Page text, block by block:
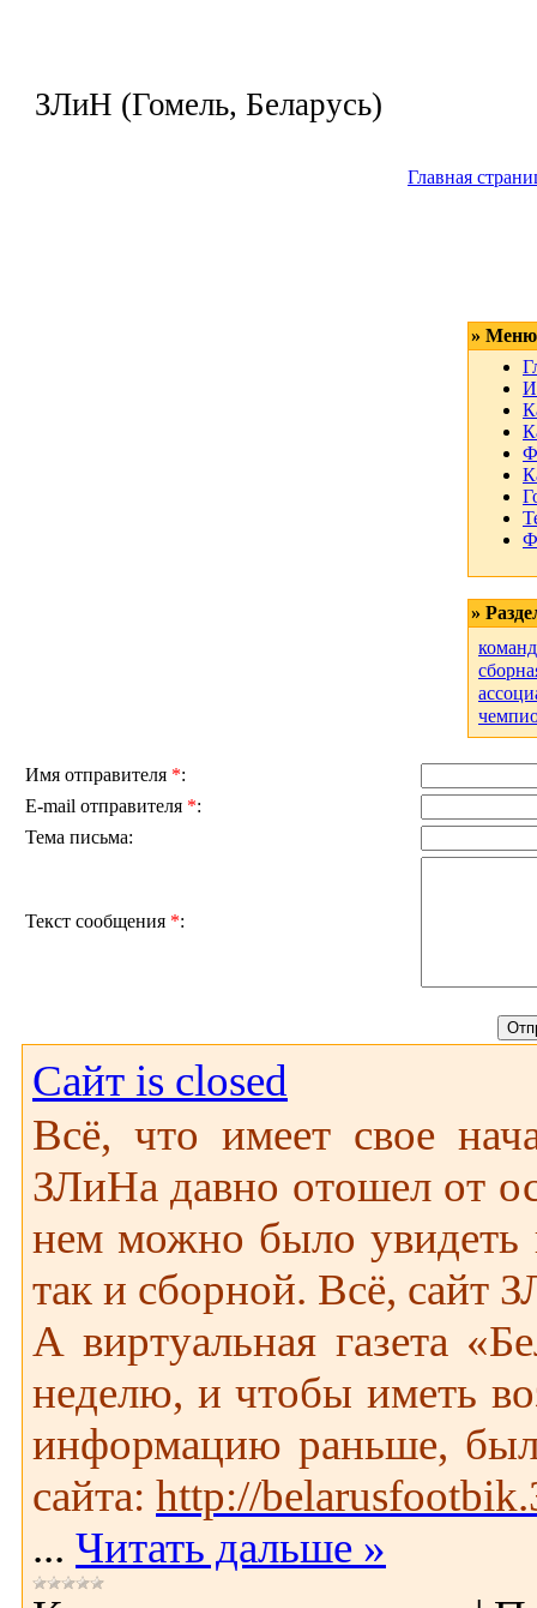
ЗЛиН (Гомель, Беларусь)
Главная
» Меню
»
Имя отправителя *:
E-mail отправителя *:
Тема письма:
Текст сообщения *:
Сайт is closed
Всё, что имеет свое
ЗЛиНа давно отошел от
нем можно было
так и сборной. Всё, сайт
А виртуальная газета
неделю, и чтобы иметь
информацию раньше,
сайта: http://
... Читать дальше »